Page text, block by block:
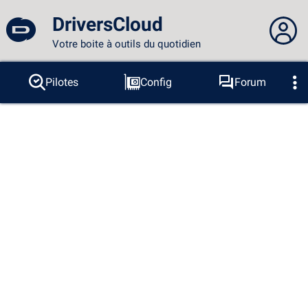
DriversCloud
Votre boite à outils du quotidien
Vous n'êtes pas connecté...
Connexion au site
Pilotes Config
Forum
Sondes
BSOD Outils